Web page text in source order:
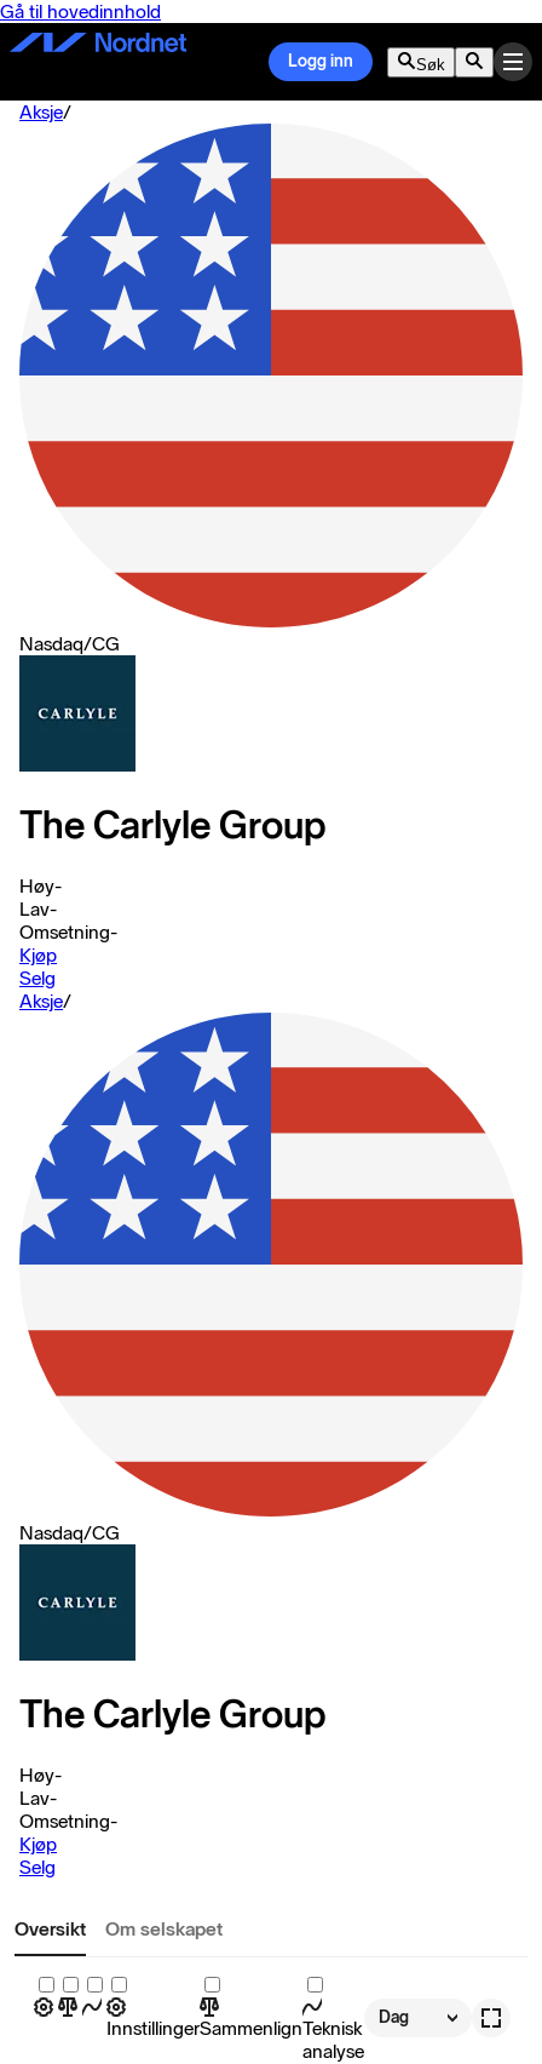
Gå til hovedinnhold
Logg inn Søk
Aksje/
Nasdaq/CG
The Carlyle Group
Høy-
Lav-
Omsetning-
Kjøp
Selg
Aksje/
Nasdaq/CG
The Carlyle Group
Høy-
Lav-
Omsetning-
Kjøp
Selg
Oversikt Om selskapet
InnstillingerSammenlignTeknisk
analyse
Dag